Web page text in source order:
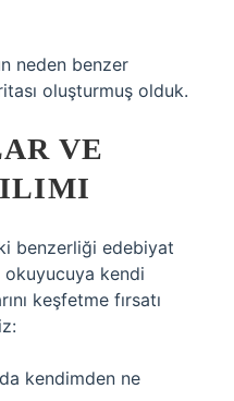
neden benzer
oluşturmuş olduk.
VE
benzerliği edebiyat
kendi
keşfetme fırsatı
kendimden ne